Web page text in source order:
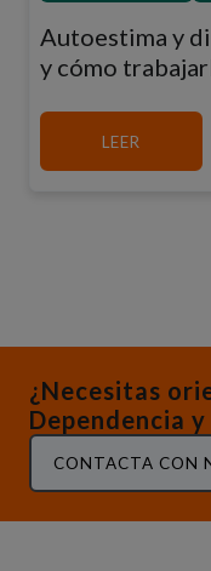
Autoestima y
y cómo
LEER
¿Necesitas
Dependencia
CONTACTA CON